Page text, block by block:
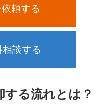
頼する
相談する
する流れとは？